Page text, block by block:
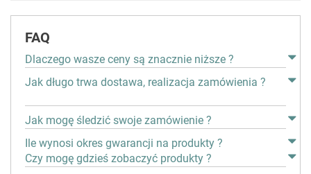
FAQ
Dlaczego wasze ceny są znacznie niższe ?
Jak długo trwa dostawa, realizacja zamówienia ?
Jak mogę śledzić swoje zamówienie ?
Ile wynosi okres gwarancji na produkty ?
Czy mogę gdzieś zobaczyć produkty ?